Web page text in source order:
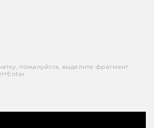
пожалуйста, выделите фрагмент